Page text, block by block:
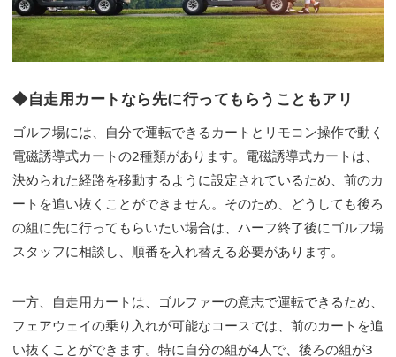
◆自走用カートなら先に行ってもらうこともアリ
ゴルフ場には、自分で運転できるカートとリモコン操作で動く
電磁誘導式カートの2種類があります。電磁誘導式カートは、
決められた経路を移動するように設定されているため、前のカ
ートを追い抜くことができません。そのため、どうしても後ろ
の組に先に行ってもらいたい場合は、ハーフ終了後にゴルフ場
スタッフに相談し、順番を入れ替える必要があります。
一方、自走用カートは、ゴルファーの意志で運転できるため、
フェアウェイの乗り入れが可能なコースでは、前のカートを追
い抜くことができます。特に自分の組が4人で、後ろの組が3